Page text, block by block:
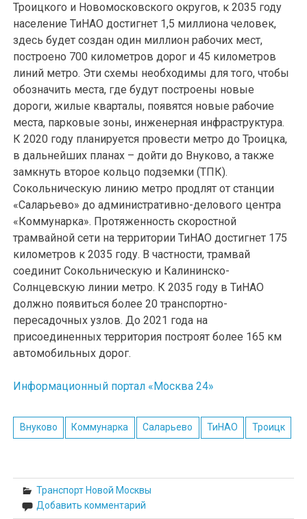
Троицкого и Новомосковского округов, к 2035 году
население ТиНАО достигнет 1,5 миллиона человек,
здесь будет создан один миллион рабочих мест,
построено 700 километров дорог и 45 километров
линий метро. Эти схемы необходимы для того, чтобы
обозначить места, где будут построены новые
дороги, жилые кварталы, появятся новые рабочие
места, парковые зоны, инженерная инфраструктура.
К 2020 году планируется провести метро до Троицка,
в дальнейших планах – дойти до Внуково, а также
замкнуть второе кольцо подземки (ТПК).
Сокольническую линию метро продлят от станции
«Саларьево» до административно-делового центра
«Коммунарка». Протяженность скоростной
трамвайной сети на территории ТиНАО достигнет 175
километров к 2035 году. В частности, трамвай
соединит Сокольническую и Калининско-
Солнцевскую линии метро. К 2035 году в ТиНАО
должно появиться более 20 транспортно-
пересадочных узлов. До 2021 года на
присоединенных территория построят более 165 км
автомобильных дорог.
Информационный портал «Москва 24»
Внуково Коммунарка Саларьево ТиНАО Троицк
Транспорт Новой Москвы
Добавить комментарий